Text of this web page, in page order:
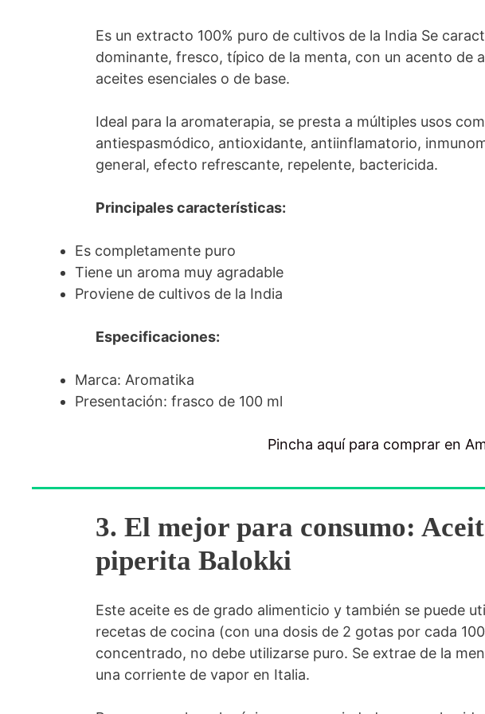
Es un extracto 100% puro de cultivos de la India Se
dominante, fresco, típico de la menta, con un acento de
aceites esenciales o de base.
Ideal para la aromaterapia, se presta a múltiples usos
antiespasmódico, antioxidante, antiinflamatorio,
general, efecto refrescante, repelente, bactericida.
Principales características:
Es completamente puro
Tiene un aroma muy agradable
Proviene de cultivos de la India
Especificaciones:
Marca: Aromatika
Presentación: frasco de 100 ml
Pincha aquí para comprar en
3. El mejor para consumo:
piperita Balokki
Este aceite es de grado alimenticio y también se puede
recetas de cocina (con una dosis de 2 gotas por cada
concentrado, no debe utilizarse puro. Se extrae de la
una corriente de vapor en Italia.